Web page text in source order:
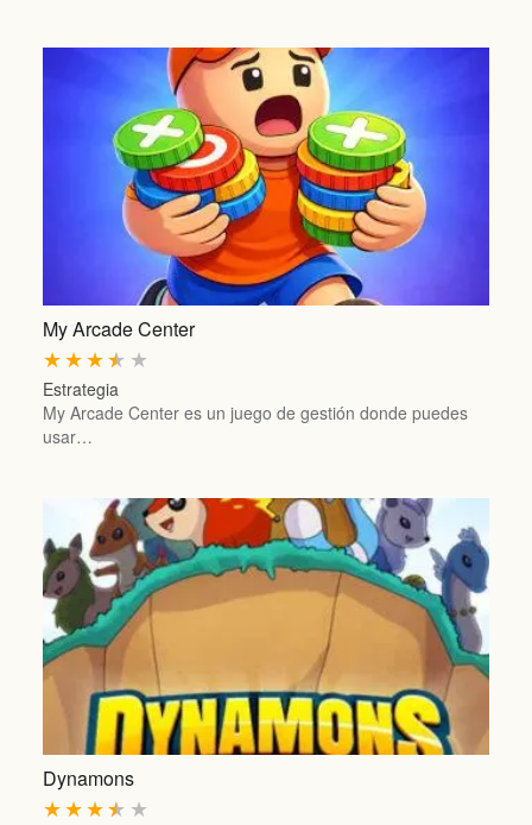
My Arcade Center
★
★
★
★
★
Estrategia
My Arcade Center es un juego de gestión donde puedes
usar…
Dynamons
★
★
★
★
★